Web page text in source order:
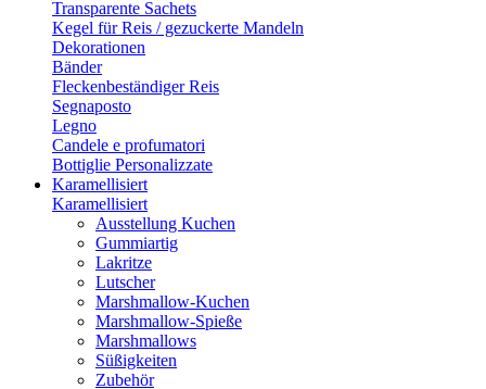
Transparente Sachets
Kegel für Reis / gezuckerte Mandeln
Dekorationen
Bänder
Fleckenbeständiger Reis
Segnaposto
Legno
Candele e profumatori
Bottiglie Personalizzate
Karamellisiert
Karamellisiert
Ausstellung Kuchen
Gummiartig
Lakritze
Lutscher
Marshmallow-Kuchen
Marshmallow-Spieße
Marshmallows
Süßigkeiten
Zubehör